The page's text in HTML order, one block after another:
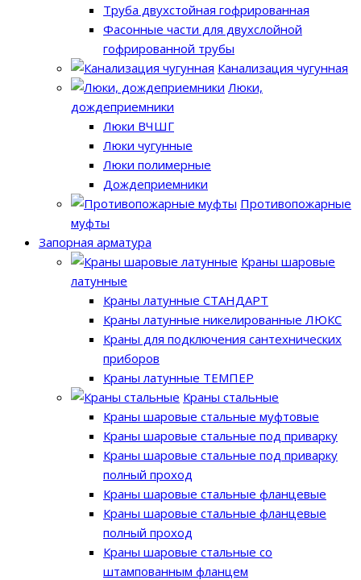
Труба двухстойная гофрированная
Фасонные части для двухслойной
гофрированной трубы
Канализация чугунная
Люки,
дождеприемники
Люки ВЧШГ
Люки чугунные
Люки полимерные
Дождеприемники
Противопожарные
муфты
Запорная арматура
Краны шаровые
латунные
Краны латунные СТАНДАРТ
Краны латунные никелированные ЛЮКС
Краны для подключения сантехнических
приборов
Краны латунные ТЕМПЕР
Краны стальные
Краны шаровые стальные муфтовые
Краны шаровые стальные под приварку
Краны шаровые стальные под приварку
полный проход
Краны шаровые стальные фланцевые
Краны шаровые стальные фланцевые
полный проход
Краны шаровые стальные со
штампованным фланцем